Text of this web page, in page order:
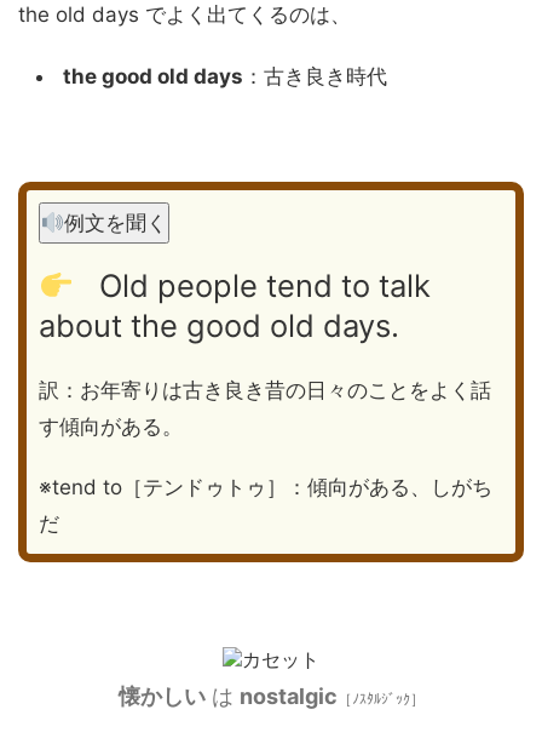
the old days でよく出てくるのは、
the good old days ：古き良き時代
例文を聞く
Old people tend to talk
about the good old days.
訳：お年寄りは古き良き昔の日々のことをよく話
す傾向がある。
※tend to［テンドゥトゥ］：傾向がある、しがち
だ
懐かしいは nostalgic ［ﾉｽﾀﾙｼﾞｯｸ］